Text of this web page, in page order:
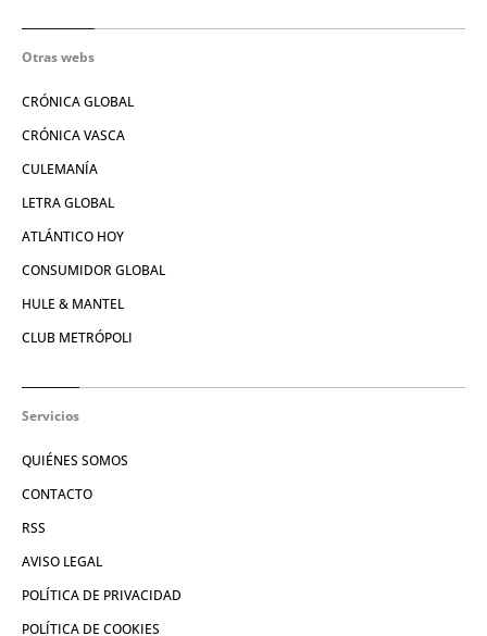
Otras webs
CRÓNICA GLOBAL
CRÓNICA VASCA
CULEMANÍA
LETRA GLOBAL
ATLÁNTICO HOY
CONSUMIDOR GLOBAL
HULE & MANTEL
CLUB METRÓPOLI
Servicios
QUIÉNES SOMOS
CONTACTO
RSS
AVISO LEGAL
POLÍTICA DE PRIVACIDAD
POLÍTICA DE COOKIES